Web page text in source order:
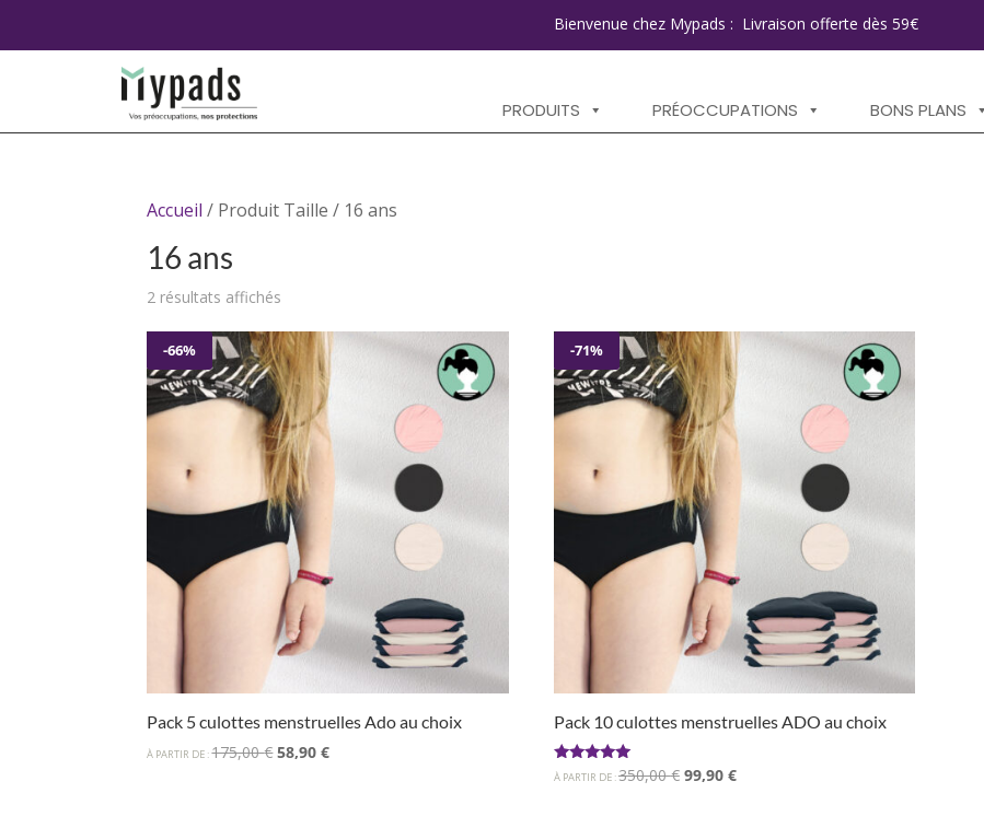
Bienvenue chez Mypads : Livraison offerte dès 59€
PRODUITS PRÉOCCUPATIONS BONS PLANS
Accueil / Produit Taille / 16 ans
16 ans
2 résultats affichés
plus
récent
au
plus
ancien
-66%
Pack 5 culottes menstruelles Ado au choix
À PARTIR DE :175,00€ Le
58,90€Le
-71%
Pack 10 culottes menstruelles ADO au choix
Note
À PARTIR DE :350,00€ Le
99,90 €Le